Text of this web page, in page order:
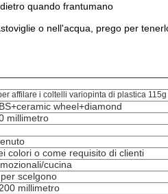
quando frantumano
o nell'acqua, prego per
affilare i coltelli variopinta di plastica
wheel+diamond
millimetro
colori o come requisito di clienti
cucina
scelgono
millimetro